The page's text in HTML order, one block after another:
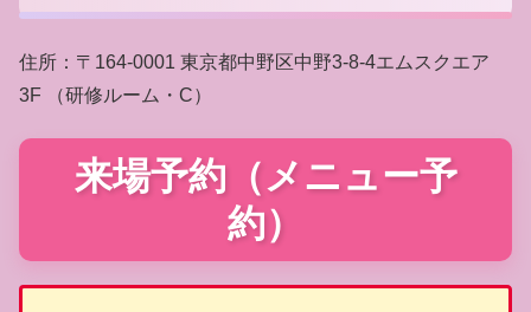
住所：〒164-0001 東京都中野区中野3-8-4エムスクエア
3F （研修ルーム・C）
来場予約（メニュー予
約）